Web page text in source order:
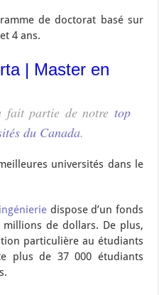
de doctorat basé sur
4 ans.
| Master en
fait partie de notre top
du Canada.
universités dans le
dispose d’un fonds
de dollars. De plus,
particulière au étudiants
plus de 37 000 étudiants